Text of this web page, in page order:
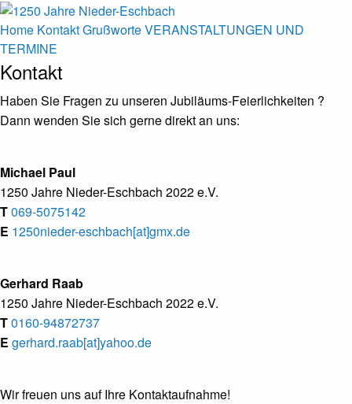
Home KontaktGrußworteVERANSTALTUNGEN UND
TERMINE
Kontakt
Haben Sie Fragen zu unseren Jubiläums-Feierlichkeiten ?
Dann wenden Sie sich gerne direkt an uns:
Michael Paul
1250 Jahre Nieder-Eschbach 2022 e.V.
T069-5075142
E 1250nieder-eschbach[at]gmx.de
Gerhard Raab
1250 Jahre Nieder-Eschbach 2022 e.V.
T0160-94872737
E gerhard.raab[at]yahoo.de
Wir freuen uns auf Ihre Kontaktaufnahme!